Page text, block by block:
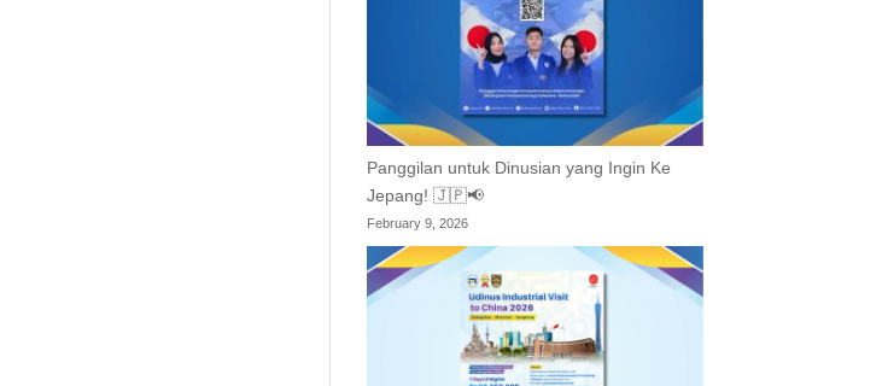
Panggilan untuk Dinusian yang Ingin Ke
Jepang! 🇯🇵📢
February 9, 2026